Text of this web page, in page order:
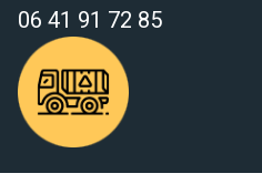
06 41 91 72 85